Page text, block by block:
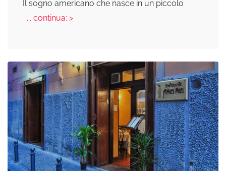
Il sogno americano che nasce in un piccolo
... continua: >